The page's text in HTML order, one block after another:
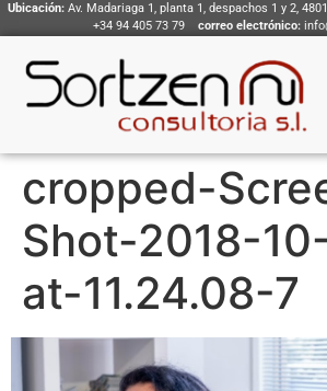
Ubicación: Av. Madariaga 1, planta 1, despachos 1 y 2,
+34 94 405 73 79
correo electrónico:
cropped-
Shot-2018-
at-11.24.08-7